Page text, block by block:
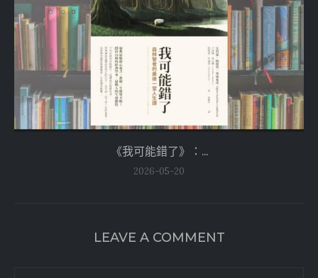
《我可能錯了》：...
2026-05-20
LEAVE A COMMENT